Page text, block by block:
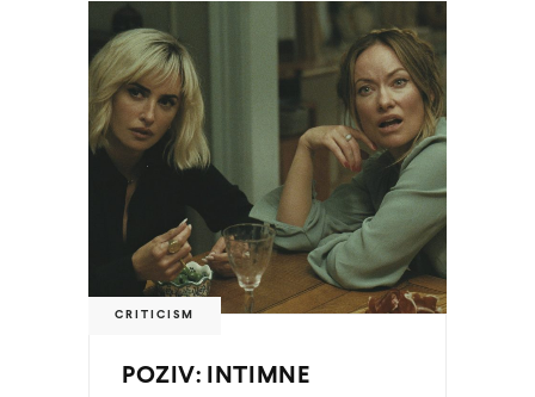
CRITICISM
POZIV: INTIMNE